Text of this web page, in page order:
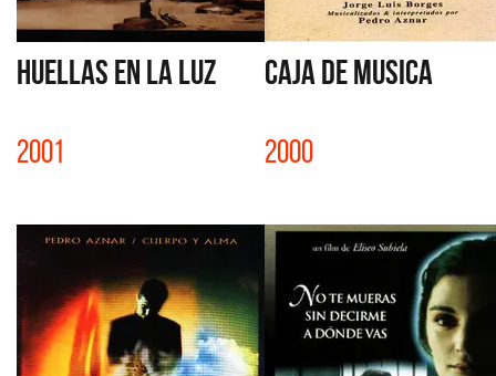
HUELLAS EN LA LUZ
2001
CAJA DE MUSICA
2000